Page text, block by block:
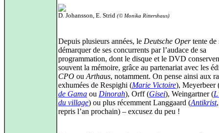
D. Johansson, E. Strid (© Monika Rittershaus)
Depuis plusieurs années, le Deutsche Opertente de
démarquer de ses concurrents par l’audace de sa
programmation, dont le disque et le DVD
souvent la mémoire, grâce au partenariat avec les
CPO ou Arthaus, notamment. On pense ainsi aux
exhumées de Respighi (Marie Victoire), Meyerbeer
de Gama ou Dinorah), Orff (Gisei), Weingartner (
du village) ou plus récemment Langgaard (Antikrist
repris l’an prochain) – excusez du peu !